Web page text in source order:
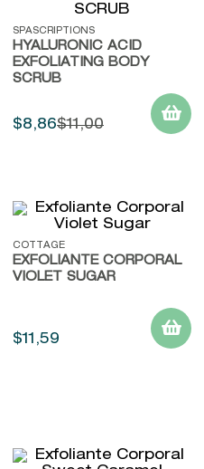
SPASCRIPTIONS
HYALURONIC ACID
EXFOLIATING BODY
SCRUB
$8,86$11,00
COTTAGE
EXFOLIANTE CORPORAL
VIOLET SUGAR
$11 ,59